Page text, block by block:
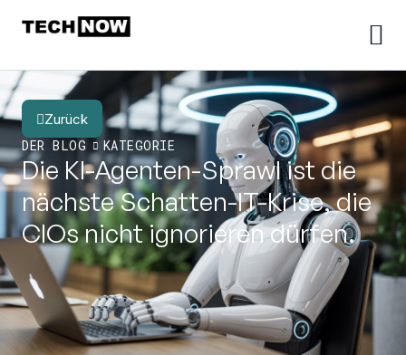
Zurück
DER BLOG
KATEGORIE
Die KI-Agenten-Sprawl ist die
nächste Schatten-IT-Krise, die
CIOs nicht ignorieren dürfen.